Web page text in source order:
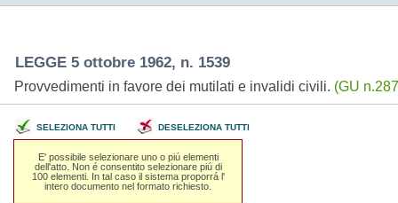
LEGGE 5 ottobre 1962, n. 1539
Provvedimenti in favore dei mutilati e invalidi civili. (GU
SELEZIONA TUTTI DESELEZIONA TUTTI
E' possibile selezionare uno o piú elementi
dell'atto. Non é consentito selezionare piú di
100 elementi. In tal caso il sistema proporrá l'
intero documento nel formato richiesto.